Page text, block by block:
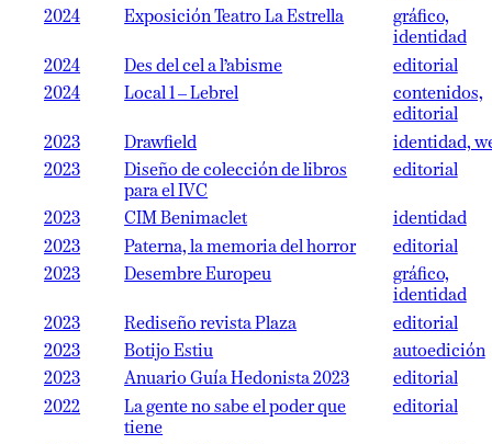
2024
Exposición Teatro La Estrella
gráfico,
identidad
2024
Des del cel a l’abisme
editorial
2024
Local 1 – Lebrel
contenidos,
editorial
2023
Drawfield
identidad,
2023
Diseño de colección de libros
para el IVC
editorial
2023 CIM Benimaclet
identidad
2023
Paterna, la memoria del horror
editorial
2023
Desembre Europeu
gráfico,
identidad
2023
Rediseño revista Plaza
editorial
2023
Botijo Estiu
autoedición
2023
Anuario Guía Hedonista 2023
editorial
2022
La gente no sabe el poder que
tiene
editorial